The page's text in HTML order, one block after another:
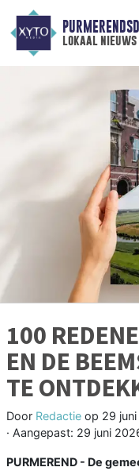
lokaal nieuws
100
EN DE
TE
Door Redactie op 29
· Aangepast: 29 juni
PURMEREND - De